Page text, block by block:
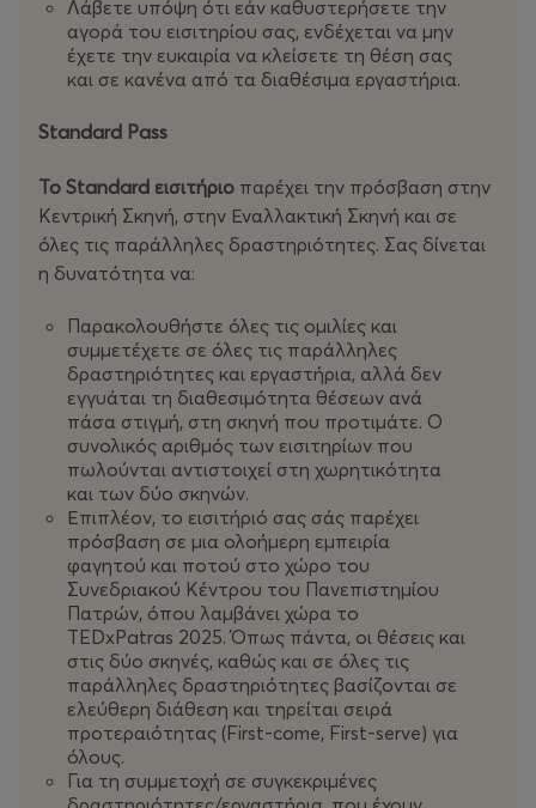
Λάβετε υπόψη ότι εάν καθυστερήσετε την
αγορά του εισιτηρίου σας, ενδέχεται να μην
έχετε την ευκαιρία να κλείσετε τη θέση σας
και σε κανένα από τα διαθέσιμα εργαστήρια.
Standard Pass
Το Standard εισιτήριo παρέχει την πρόσβαση στην
Κεντρική Σκηνή, στην Εναλλακτική Σκηνή και σε
όλες τις παράλληλες δραστηριότητες. Σας δίνεται
η δυνατότητα να:
Παρακολουθήστε όλες τις ομιλίες και
συμμετέχετε σε όλες τις παράλληλες
δραστηριότητες και εργαστήρια, αλλά δεν
εγγυάται τη διαθεσιμότητα θέσεων ανά
πάσα στιγμή, στη σκηνή που προτιμάτε. Ο
συνολικός αριθμός των εισιτηρίων που
πωλούνται αντιστοιχεί στη χωρητικότητα
και των δύο σκηνών.
Επιπλέον, το εισιτήριό σας σάς παρέχει
πρόσβαση σε μια ολοήμερη εμπειρία
φαγητού και ποτού στο χώρο του
Συνεδριακού Κέντρου του Πανεπιστημίου
Πατρών, όπου λαμβάνει χώρα το
TEDxPatras 2025. Όπως πάντα, οι θέσεις και
στις δύο σκηνές, καθώς και σε όλες τις
παράλληλες δραστηριότητες βασίζονται σε
ελεύθερη διάθεση και τηρείται σειρά
προτεραιότητας (First-come, First-serve) για
όλους.
Για τη συμμετοχή σε συγκεκριμένες